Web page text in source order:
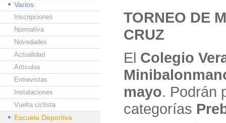
Varios
Inscripciones
Normativa
Novedades
Actualidad
Artículos
Entrevistas
Instalaciones
Vuelta ciclista
Escuela Deportiva
TORNEO DE
CRUZ
El Colegio
mayo. Podrán
categorías